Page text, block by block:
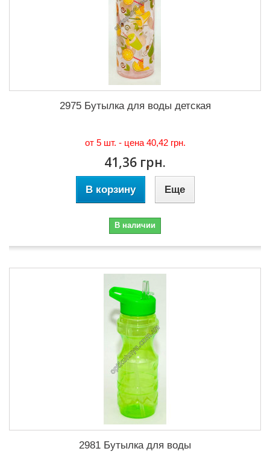
2975 Бутылка для воды детская
от 5 шт. - цена 40,42 грн.
41,36 грн.
В корзину Еще
В наличии
2981 Бутылка для воды